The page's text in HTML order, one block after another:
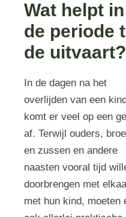
Wat helpt in
de periode
de uitvaart?
In de dagen na het
overlijden van een
komt er veel op een
af. Terwijl ouders,
en zussen en andere
naasten vooral tijd
doorbrengen met
met hun kind, moeten